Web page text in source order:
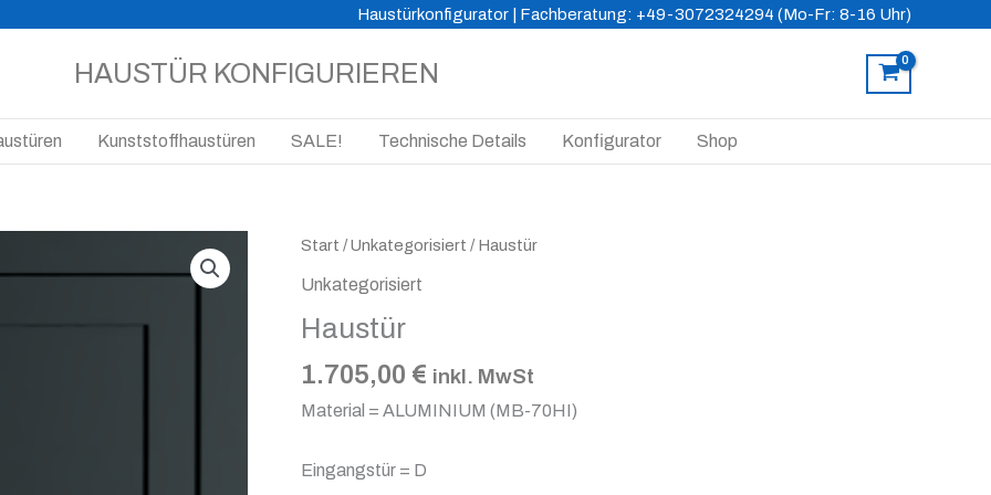
Haustürkonfigurator | Fachberatung: +49-3072324294 (Mo-Fr: 8-16 Uhr)
HAUSTÜR KONFIGURIEREN
Kunststoffhaustüren SALE! Technische Details Konfigurator Shop
Start /Unkategorisiert / Haustür
Unkategorisiert
Haustür
1.705,00 € inkl. MwSt
Material = ALUMINIUM (MB-70HI)
Eingangstür = D
Haustür